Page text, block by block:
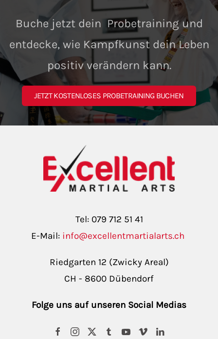
Buche jetzt dein Probetraining und
entdecke, wie Kampfkunst dein Leben
positiv verändern kann.
JETZT KOSTENLOSES PROBETRAINING BUCHEN
Tel: 079 712 51 41
E-Mail: info@excellentmartialarts.ch
Riedgarten 12 (Zwicky Areal)
CH - 8600 Dübendorf
Folge uns auf unseren Social Medias